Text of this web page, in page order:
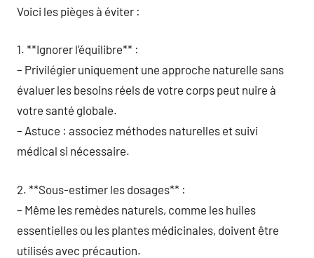
Voici les pièges à éviter :
1. **Ignorer l’équilibre** :
– Privilégier uniquement une approche naturelle sans
évaluer les besoins réels de votre corps peut nuire à
votre santé globale.
– Astuce : associez méthodes naturelles et suivi
médical si nécessaire.
2. **Sous-estimer les dosages** :
– Même les remèdes naturels, comme les huiles
essentielles ou les plantes médicinales, doivent être
utilisés avec précaution.